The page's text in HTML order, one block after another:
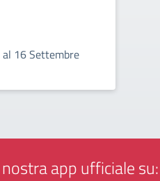
16 Settembre
nostra app ufficiale su: